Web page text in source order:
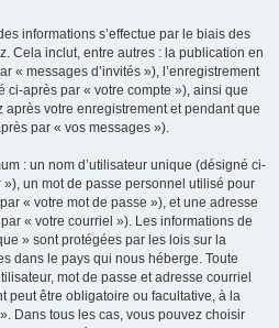
informations s’effectue par le biais des
Cela inclut, entre autres : la publication en
« messages d’invités »), l’enregistrement
ci-après par « votre compte »), ainsi que
après votre enregistrement et pendant que
par « vos messages »).
: un nom d’utilisateur unique (désigné ci-
un mot de passe personnel utilisé pour
« votre mot de passe »), et une adresse
« votre courriel »). Les informations de
» sont protégées par les lois sur la
dans le pays qui nous héberge. Toute
mot de passe et adresse courriel
peut être obligatoire ou facultative, à la
Dans tous les cas, vous pouvez choisir